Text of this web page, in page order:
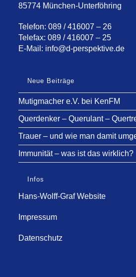
85774 München-Unterföhring
Telefon: 089 / 416007 – 26
Telefax: 089 / 416007 – 25
E-Mail: info@d-perspektive.de
Neue Beiträge
Mutigmacher e.V. bei KenFM
Querdenker – Querulant –
Trauer – und wie man damit
Immunität – was ist das wirklich?
Infos
Hans-Wolff-Graf Website
Impressum
Datenschutz